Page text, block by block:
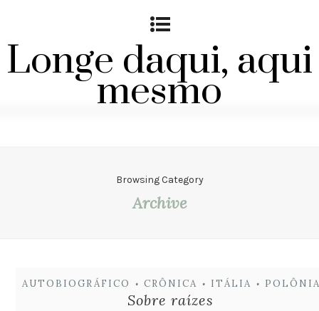
Longe daqui, aqui
mesmo
Browsing Category
Archive
AUTOBIOGRÁFICO • CRÔNICA • ITÁLIA •
Sobre raízes